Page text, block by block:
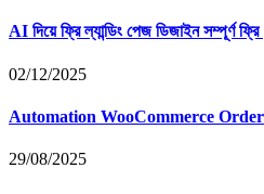
AI দিয়ে ফ্রি ল্যান্ডিং পেজ ডিজাইন সম্পূর্ণ ফ্রি
02/12/2025
Automation WooCommerce
29/08/2025